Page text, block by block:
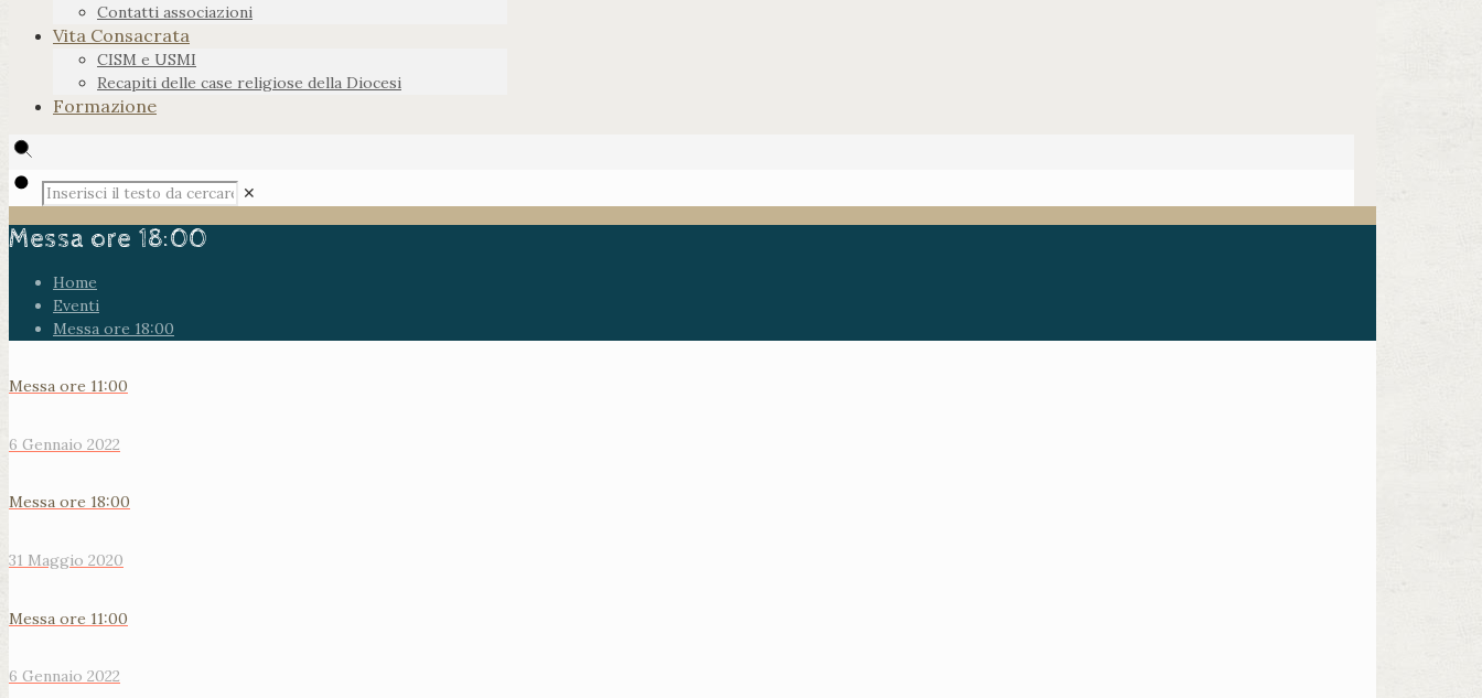
Contatti associazioni
Vita Consacrata
CISM e USMI
Recapiti delle case religiose della Diocesi
Formazione
✕
Messa ore 18:00
Home
Eventi
Messa ore 18:00
Messa ore 11:00
6 Gennaio 2022
Messa ore 18:00
31 Maggio 2020
Messa ore 11:00
6 Gennaio 2022